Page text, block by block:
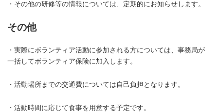
・その他の研修等の情報については、定期的にお知らせします。
その他
・実際にボランティア活動に参加される方については、事務局が
一括してボランティア保険に加入します。
・活動場所までの交通費については自己負担となります。
・活動時間に応じて食事を用意する予定です。